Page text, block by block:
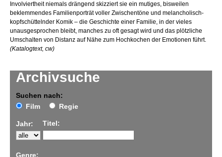
Archivsuche
Suchen nach:
Film
Regie
Jahr: Titel:
Genre:
Involviertheit niemals drängend skizziert sie ein mutiges, bisweilen
beklemmendes Familienporträt voller Zwischentöne und melancholisch-
kopfschüttelnder Komik – die Geschichte einer Familie, in der vieles
unausgesprochen bleibt, manches zu oft gesagt wird und das plötzliche
Umschalten von Distanz auf Nähe zum Hochkochen der Emotionen führt.
(Katalogtext, cw)